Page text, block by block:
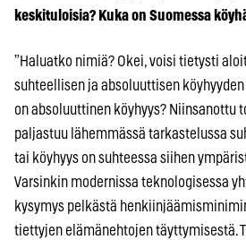
keskituloisia? Kuka on Suomessa
”Haluatko nimiä? Okei, voisi tietysti
suhteellisen ja absoluuttisen
on absoluuttinen köyhyys? Niinsanottu
paljastuu lähemmässä tarkastelussa
tai köyhyys on suhteessa siihen
Varsinkin modernissa teknologisessa
kysymys pelkästä
tiettyjen elämänehtojen täyttymisestä.